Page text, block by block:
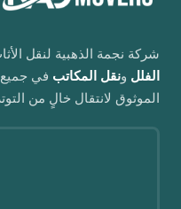
شركة نجمة الذهبية لنقل
الفلل ونقل المكاتب في جميع
الموثوق لانتقال خالٍ من